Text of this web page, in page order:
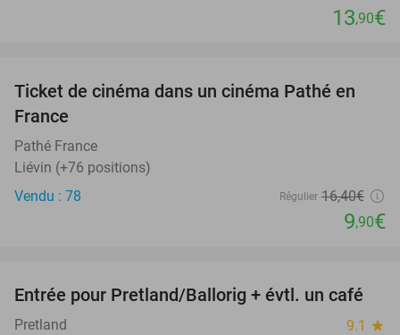
13,90€
40%
Ticket de cinéma dans un cinéma Pathé en
France
Pathé France
Liévin (+76 positions)
Vendu : 78
Régulier 16,40€
9,90€
17%
Entrée pour Pretland/Ballorig + évtl. un café
Pretland 9.1 star